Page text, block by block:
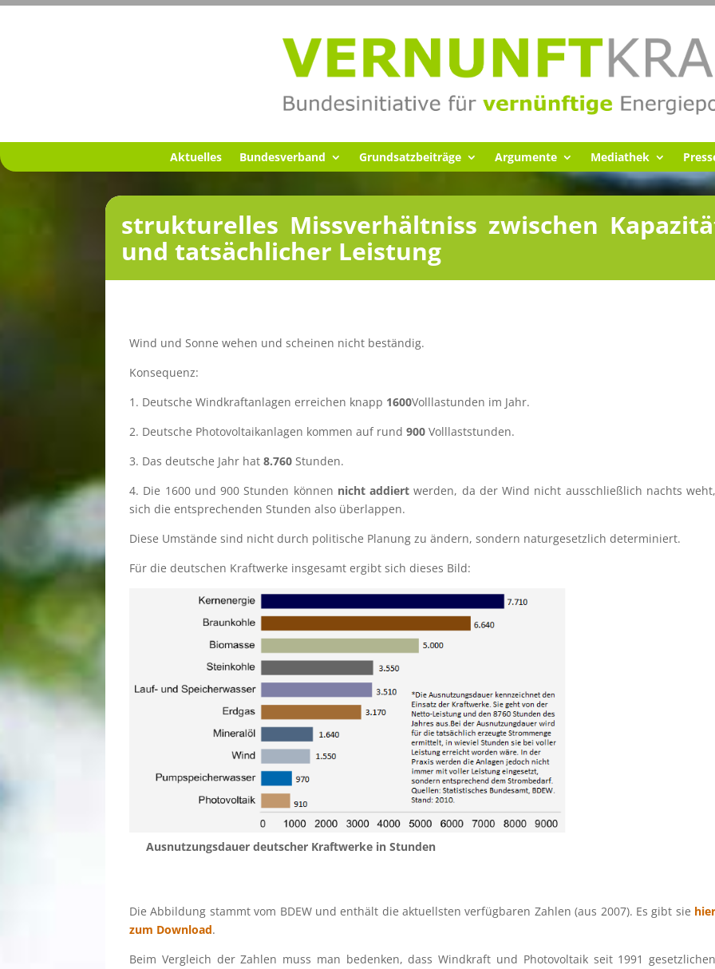
Aktuel­les Bundes­ver­band Grund­satz­bei­träge Argumente Media­thek
struk­tu­rel­les Missver­hält­niss zwischen
und tatsäch­li­cher Leistung
Wind und Sonne wehen und schei­nen nicht beständig.
Konse­quenz:
1. Deutsche Windkraft­an­la­gen errei­chen knapp 1600Volllastun­den im Jahr.
2. Deutsche Photo­vol­ta­ik­an­la­gen kommen auf rund 900 Volllaststunden.
3. Das deutsche Jahr hat 8.760 Stunden.
4. Die 1600 und 900 Stunden können nicht addiert werden, da der Wind nicht ausschließ­lich nachts
sich die entspre­chen­den Stunden also überlappen.
Diese Umstände sind nicht durch politi­sche Planung zu ändern, sondern natur­ge­setz­lich determiniert.
Für die deutschen Kraft­werke insge­samt ergibt sich dieses Bild:
Ausnut­zungs­dauer deutscher Kraft­werke in Stunden
Die Abbil­dung stammt vom BDEW und enthält die aktuells­ten verfüg­ba­ren Zahlen (aus 2007). Es gibt sie
zum Download.
Beim Vergleich der Zahlen muss man beden­ken, dass Windkraft und Photo­vol­taik seit 1991